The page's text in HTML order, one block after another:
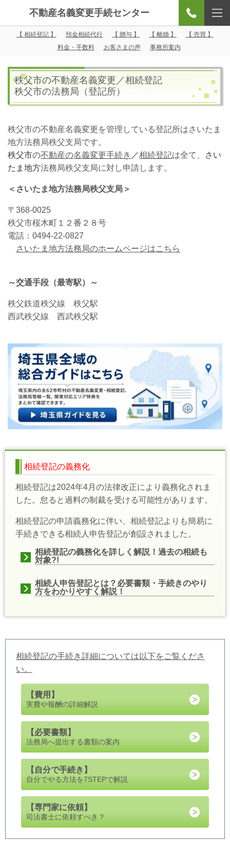
不動産名義変更手続センター
【 相続登記 】 預金相続代行 【 贈与 】 【 離婚 】
【 売買 】
料金・手数料
お客さまの声 事務所案内
秩父市の不動産名義変更／相続登記
秩父市の法務局（登記所）
秩父市の不動産名義変更を管理している登記所はさいたま
地方法務局秩父支局です。
秩父市の不動産の名義変更手続き ／相続登記は全て、
さい
たま地方法務局秩父支局に対し申請します。
＜さいたま地方法務局秩父支局＞
〒368-0025
秩父市桜木町１２番２８号
電話：0494-22-0827
さいたま地方法務局のホームページはこちら
～交通手段（最寄駅）～
秩父鉄道秩父線 秩父駅
西武秩父線 西武秩父駅
相続登記の義務化
相続登記は2024年4月の法律改正により義務化されま
した。怠ると過料の制裁を受ける可能性があります。
相続登記の申請義務化に伴い、相続登記よりも簡易に
手続きできる相続人申告登記が創設されました。
相続登記の義務化を詳しく解説！過去の相続も
対象?!
相続人申告登記とは？必要書類・手続きのやり
方をわかりやすく解説！
相続登記の手続き詳細については以下をご覧くださ
い。
【費用 】
実費や報酬の詳細解説
【必要書類】
法務局へ提出する書類の案内
【自分で手続き】
自分でやる方法を7STEPで解説
【専門家に依頼】
司法書士に依頼すべき？